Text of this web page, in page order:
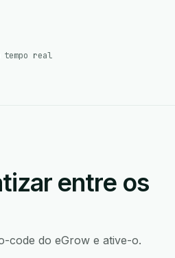
tempo real
entre os
code do eGrow e ative-o.